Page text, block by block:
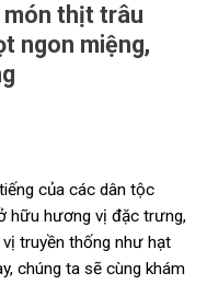
thịt trâu
ngon miệng,
của các dân tộc
hữu hương vị đặc trưng,
truyền thống như hạt
chúng ta sẽ cùng khám